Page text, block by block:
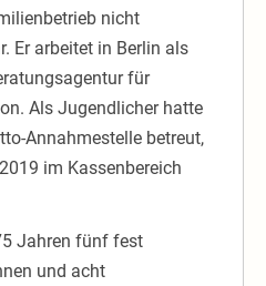
nicht
Er arbeitet in Berlin als
für
Als Jugendlicher hatte
Annahmestelle betreut,
im Kassenbereich
Jahren fünf fest
und acht